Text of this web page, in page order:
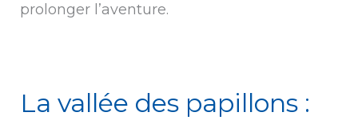
prolonger l’aventure.
La vallée des papillons :